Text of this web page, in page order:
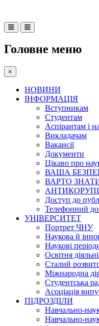
Головне меню
×
НОВИНИ
ІНФОРМАЦІЯ
Вступникам
Студентам
Аспірантам і
Викладачам
Вакансії
Документи
Цікаво про
ВАША
ВАРТО
Доступ до
Телефонний
УНІВЕРСИТЕТ
Портрет ЧНУ
Наукова й
Наукові
Освітня
Сталий
Міжнародна
Студентська
Асоціація
ПІДРОЗДІЛИ
Навчально-
Навчально-